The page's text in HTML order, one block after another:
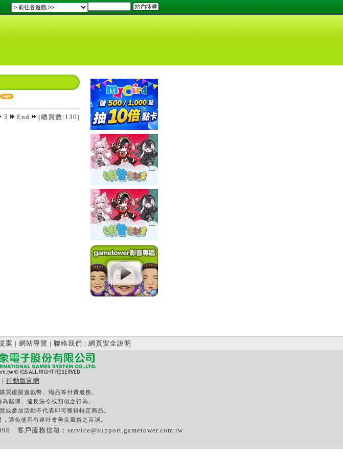
5 End (總頁數:130)
案 | 網站導覽 | 聯絡我們 | 網頁安全說明
| 行動版官網
虛擬遊戲幣、物品等付費服務。
賭博、違反法令或類似之行為。
參加活動不代表即可獲得特定商品。
避免使用有違社會善良風俗之言詞。
客戶服務信箱： service@support.gametower.com.tw